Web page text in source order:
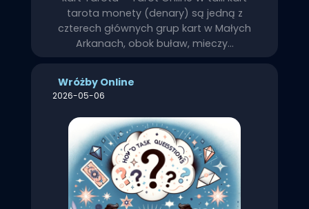
tarota monety (denary) są jedną z
czterech głównych grup kart w Małych
Arkanach, obok buław, mieczy…
Wróżby Online
2026-05-06